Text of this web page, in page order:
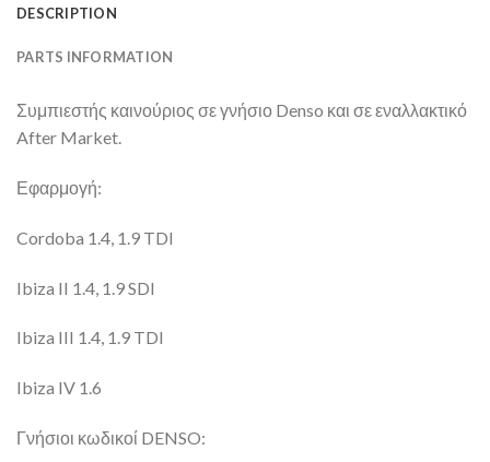
DESCRIPTION
PARTS INFORMATION
Συμπιεστής καινούριος σε γνήσιο Denso και σε εναλλακτικό
After Market.
Εφαρμογή:
Cordoba 1.4, 1.9 TDI
Ibiza II 1.4, 1.9 SDI
Ibiza III 1.4, 1.9 TDI
Ibiza IV 1.6
Γνήσιοι κωδικοί DENSO: